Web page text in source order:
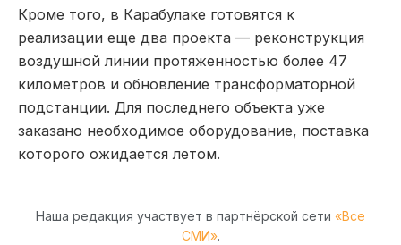
Кроме того, в Карабулаке готовятся к
реализации еще два проекта — реконструкция
воздушной линии протяженностью более 47
километров и обновление трансформаторной
подстанции. Для последнего объекта уже
заказано необходимое оборудование, поставка
которого ожидается летом.
Наша редакция участвует в партнёрской сети «Все
СМИ».